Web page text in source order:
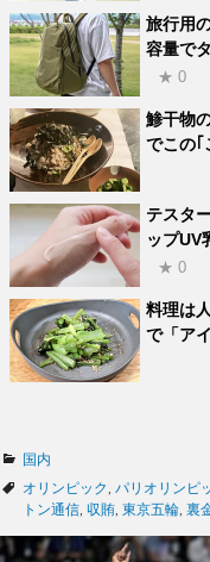
旅行用
容量で
★ 0
鯵干物
でこの｢
テスタ
ップUV
★ 0
料理は
で「ア
カ
テ
ゴ
ー
国内
タ
グ
オリンピック パリオリンピ
トン通信 収賄 東京五輪 裏